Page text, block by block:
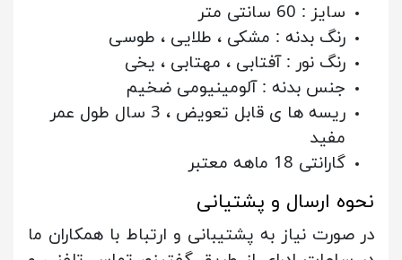
سایز : 60 سانتی متر
رنگ بدنه : مشکی ، طلایی ، طوسی
رنگ نور : آفتابی ، مهتابی ، یخی
جنس بدنه : آلومینیومی ضخیم
ریسه ها ی قابل تعویض ، 3 سال طول عمر
مفید
گارانتی 18 ماهه معتبر
نحوه ارسال و پشتیانی
در صورت نیاز به پشتیبانی و ارتباط با همکاران ما